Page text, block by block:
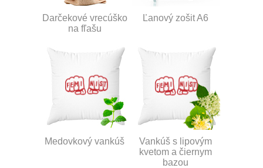
Darčekové vrecúško
na fľašu
Ľanový zošit A6
Medovkový vankúš
Vankúš s lipovým
kvetom a čiernym
bazou